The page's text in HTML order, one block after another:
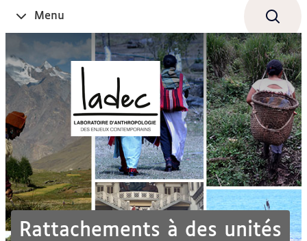
contenu
Ouvrir
le
Menu
Rattachements à des unités